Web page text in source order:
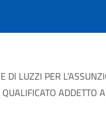
LUZZI PER
ADDETTO